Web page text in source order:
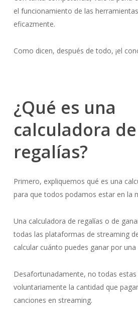
el funcionamiento de las
eficazmente.
Como dicen, después de todo, ¡el
¿Qué es una
calculadora de
regalías?
Primero, expliquemos qué es una
para que todos podamos estar en la
Una calculadora de regalías o de
todas las plataformas de streaming
calcular cuánto puedes ganar por
Desafortunadamente, no todas
voluntariamente la cantidad que
canciones en streaming.